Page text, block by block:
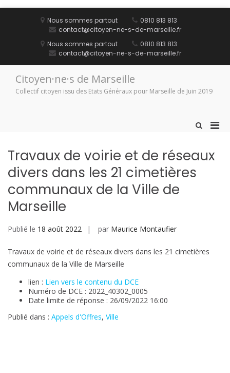
Nous sommes partout
0810 813 813
contact@citoyen-ne-s-de-marseille.fr
Nous sommes partout
0810 813 813
contact@citoyen-ne-s-de-marseille.fr
Citoyen·ne·s de Marseille
Collectif citoyen issu des Etats Généraux pour Marseille de Juin 2019
Afficher
de
recherche
Travaux de voirie et de réseaux
divers dans les 21 cimetières
communaux de la Ville de
Marseille
Publié le 18 août 2022 par Maurice Montaufier
Travaux de voirie et de réseaux divers dans les 21 cimetières
communaux de la Ville de Marseille
lien : Lien vers le contenu du DCE
Numéro de DCE : 2022_40302_0005
Date limite de réponse : 26/09/2022 16:00
Publié dans : Appels d'Offres, Ville